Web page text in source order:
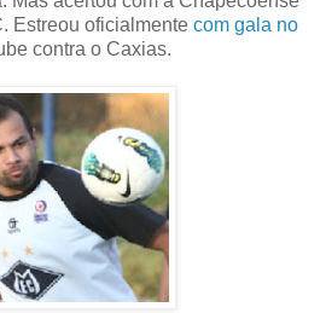
Estreou oficialmente com gala no
contra o Caxias.